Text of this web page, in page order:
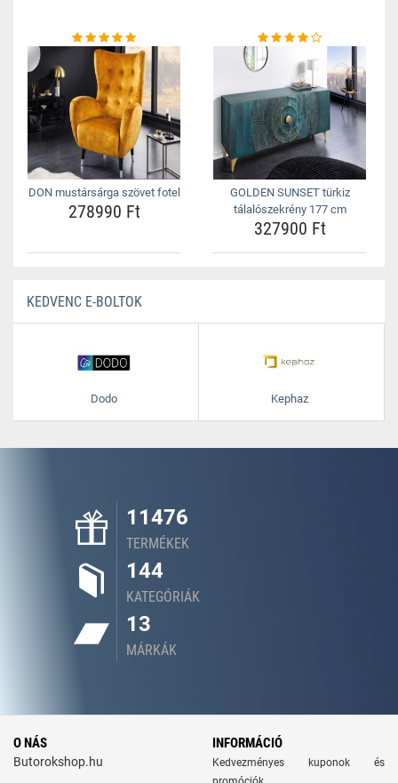
DON mustársárga szövet fotel
278990 Ft
GOLDEN SUNSET türkiz
tálalószekrény 177 cm
327900 Ft
KEDVENC E-BOLTOK
Dodo Kephaz
11476
TERMÉKEK
144
KATEGÓRIÁK
13
MÁRKÁK
O NÁS
Butorokshop.hu
INFORMÁCIÓ
Kedvezményes kuponok és